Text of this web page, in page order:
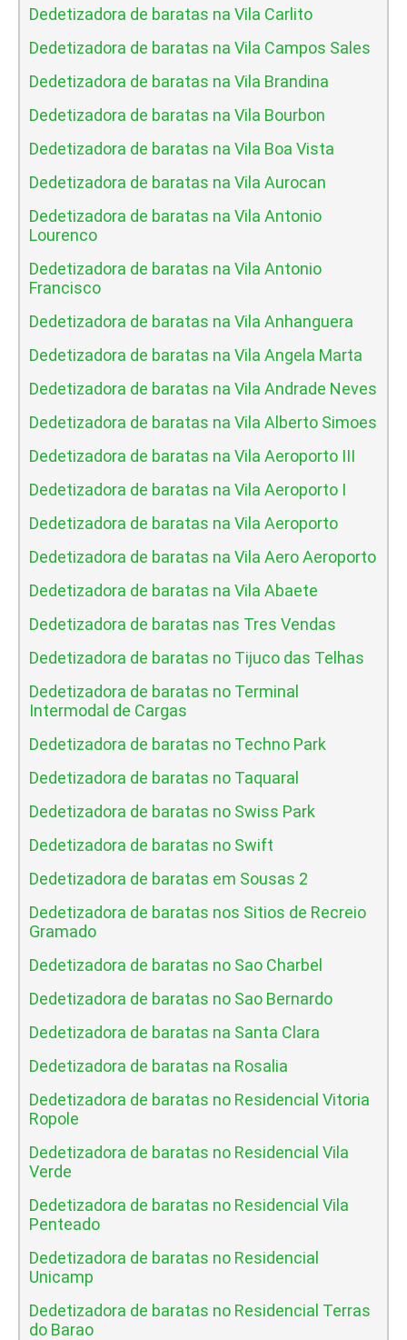
Dedetizadora de baratas na Vila Carlito
Dedetizadora de baratas na Vila Campos Sales
Dedetizadora de baratas na Vila Brandina
Dedetizadora de baratas na Vila Bourbon
Dedetizadora de baratas na Vila Boa Vista
Dedetizadora de baratas na Vila Aurocan
Dedetizadora de baratas na Vila Antonio
Lourenco
Dedetizadora de baratas na Vila Antonio
Francisco
Dedetizadora de baratas na Vila Anhanguera
Dedetizadora de baratas na Vila Angela Marta
Dedetizadora de baratas na Vila Andrade Neves
Dedetizadora de baratas na Vila Alberto Simoes
Dedetizadora de baratas na Vila Aeroporto III
Dedetizadora de baratas na Vila Aeroporto I
Dedetizadora de baratas na Vila Aeroporto
Dedetizadora de baratas na Vila Aero Aeroporto
Dedetizadora de baratas na Vila Abaete
Dedetizadora de baratas nas Tres Vendas
Dedetizadora de baratas no Tijuco das Telhas
Dedetizadora de baratas no Terminal
Intermodal de Cargas
Dedetizadora de baratas no Techno Park
Dedetizadora de baratas no Taquaral
Dedetizadora de baratas no Swiss Park
Dedetizadora de baratas no Swift
Dedetizadora de baratas em Sousas 2
Dedetizadora de baratas nos Sitios de Recreio
Gramado
Dedetizadora de baratas no Sao Charbel
Dedetizadora de baratas no Sao Bernardo
Dedetizadora de baratas na Santa Clara
Dedetizadora de baratas na Rosalia
Dedetizadora de baratas no Residencial Vitoria
Ropole
Dedetizadora de baratas no Residencial Vila
Verde
Dedetizadora de baratas no Residencial Vila
Penteado
Dedetizadora de baratas no Residencial
Unicamp
Dedetizadora de baratas no Residencial Terras
do Barao